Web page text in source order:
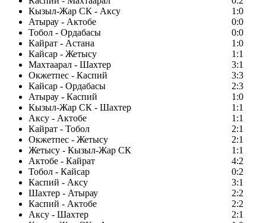
Кызыл-Жар СК - Аксу
1:0
Атырау - Актобе
0:0
Тобол - Ордабасы
0:0
Кайрат - Астана
1:0
Кайсар - Жетысу
1:1
Махтаарал - Шахтер
3:1
Окжетпес - Каспий
3:3
Кайсар - Ордабасы
2:3
Атырау - Каспий
1:0
Кызыл-Жар СК - Шахтер
1:1
Аксу - Актобе
1:1
Кайрат - Тобол
2:1
Окжетпес - Жетысу
2:1
Жетысу - Кызыл-Жар СК
1:1
Актобе - Кайрат
4:2
Тобол - Кайсар
0:2
Каспий - Аксу
3:1
Шахтер - Атырау
2:2
Каспий - Актобе
2:2
Аксу - Шахтер
2:1